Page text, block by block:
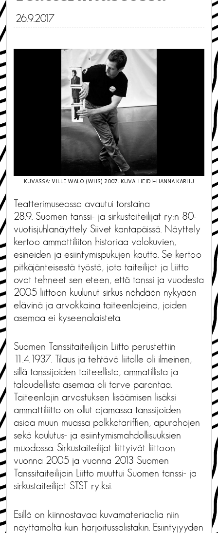
26.9.2017
KUVASSA: VILLE WALO (WHS) 2007. KUVA: HEIDI-HANNA KARHU
Teatterimuseossa avautui torstaina
28.9. Suomen tanssi- ja sirkustaiteilijat ry:n 80-
vuotisjuhlanäyttely Siivet kantapäissä. Näyttely
kertoo ammattiliiton historiaa valokuvien,
esineiden ja esiintymispukujen kautta. Se kertoo
pitkäjänteisestä työstä, jota taiteilijat ja Liitto
ovat tehneet sen eteen, että tanssi ja vuodesta
2005 liittoon kuulunut sirkus nähdään nykyään
elävinä ja arvokkaina taiteenlajeina, joiden
asemaa ei kyseenalaisteta.
Suomen Tanssitaiteilijain Liitto perustettiin
11.4.1937. Tilaus ja tehtävä liitolle oli ilmeinen,
sillä tanssijoiden taiteellista, ammatillista ja
taloudellista asemaa oli tarve parantaa.
Taiteenlajin arvostuksen lisäämisen lisäksi
ammattiliitto on ollut ajamassa tanssijoiden
asiaa muun muassa palkkatariffien, apurahojen
sekä koulutus- ja esiintymismahdollisuuksien
muodossa. Sirkustaiteilijat liittyivät liittoon
vuonna 2005 ja vuonna 2013 Suomen
Tanssitaiteilijain Liitto muuttui Suomen tanssi- ja
sirkustaiteilijat STST ry:ksi.
Esillä on kiinnostavaa kuvamateriaalia niin
näyttämöltä kuin harjoitussalistakin. Esiintyjyyden